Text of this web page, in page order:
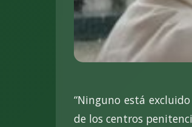
“Ninguno está
de los centros